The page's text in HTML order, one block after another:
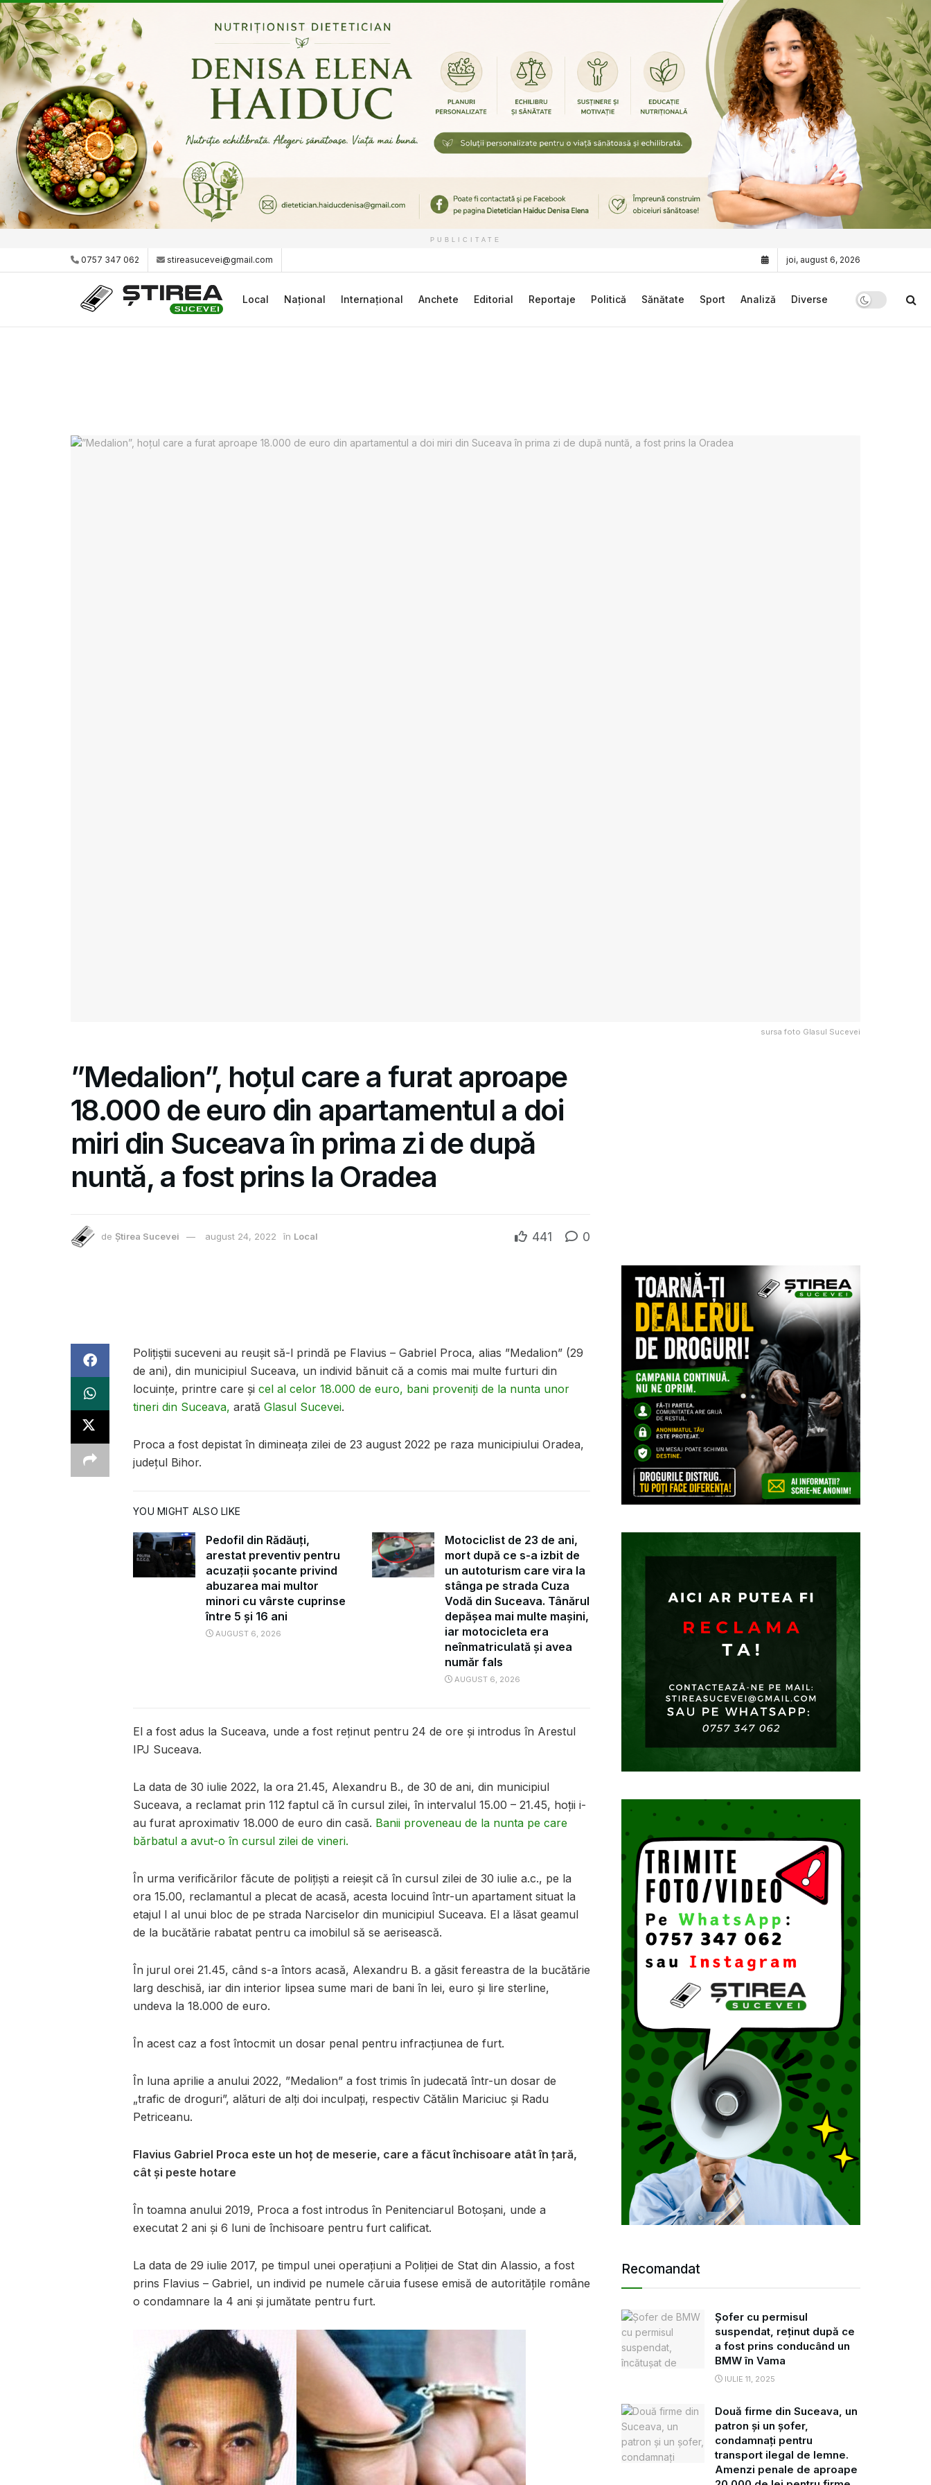
PUBLICITATE
0757 347 062 stireasucevei@gmail.com joi, august 6, 2026
Local Național Internațional Anchete Editorial Reportaje Politică Sănătate Sport Analiză Diverse
sursa foto Glasul Sucevei
”Medalion”, hoțul care a furat aproape
18.000 de euro din apartamentul a doi
miri din Suceava în prima zi de după
nuntă, a fost prins la Oradea
de Știrea Sucevei august 24, 2022 în Local 441 0
Polițiștii suceveni au reușit să-l prindă pe Flavius – Gabriel Proca, alias ”Medalion” (29
de ani), din municipiul Suceava, un individ bănuit că a comis mai multe furturi din
locuințe, printre care și cel al celor 18.000 de euro, bani proveniți de la nunta unor
tineri din Suceava, arată Glasul Sucevei.
Proca a fost depistat în dimineața zilei de 23 august 2022 pe raza municipiului Oradea,
județul Bihor.
YOU MIGHT ALSO LIKE
Pedofil din Rădăuți,
arestat preventiv pentru
acuzații șocante privind
abuzarea mai multor
minori cu vârste cuprinse
între 5 și 16 ani
AUGUST 6, 2026
Motociclist de 23 de ani,
mort după ce s-a izbit de
un autoturism care vira la
stânga pe strada Cuza
Vodă din Suceava. Tânărul
depășea mai multe mașini,
iar motocicleta era
neînmatriculată și avea
număr fals
AUGUST 6, 2026
El a fost adus la Suceava, unde a fost reținut pentru 24 de ore și introdus în Arestul
IPJ Suceava.
La data de 30 iulie 2022, la ora 21.45, Alexandru B., de 30 de ani, din municipiul
Suceava, a reclamat prin 112 faptul că în cursul zilei, în intervalul 15.00 – 21.45, hoții i-
au furat aproximativ 18.000 de euro din casă. Banii proveneau de la nunta pe care
bărbatul a avut-o în cursul zilei de vineri.
În urma verificărilor făcute de polițiști a reieșit că în cursul zilei de 30 iulie a.c., pe la
ora 15.00, reclamantul a plecat de acasă, acesta locuind într-un apartament situat la
etajul I al unui bloc de pe strada Narciselor din municipiul Suceava. El a lăsat geamul
de la bucătărie rabatat pentru ca imobilul să se aerisească.
În jurul orei 21.45, când s-a întors acasă, Alexandru B. a găsit fereastra de la bucătărie
larg deschisă, iar din interior lipsea sume mari de bani în lei, euro și lire sterline,
undeva la 18.000 de euro.
În acest caz a fost întocmit un dosar penal pentru infracțiunea de furt.
În luna aprilie a anului 2022, ”Medalion” a fost trimis în judecată într-un dosar de
„trafic de droguri”, alături de alți doi inculpați, respectiv Cătălin Mariciuc și Radu
Petriceanu.
Flavius Gabriel Proca este un hoț de meserie, care a făcut închisoare atât în țară,
cât și peste hotare
În toamna anului 2019, Proca a fost introdus în Penitenciarul Botoșani, unde a
executat 2 ani și 6 luni de închisoare pentru furt calificat.
La data de 29 iulie 2017, pe timpul unei operațiuni a Poliției de Stat din Alassio, a fost
prins Flavius – Gabriel, un individ pe numele căruia fusese emisă de autoritățile române
o condamnare la 4 ani și jumătate pentru furt.
Recomandat
Șofer cu permisul
suspendat, reținut după ce
a fost prins conducând un
BMW în Vama
IULIE 11, 2025
Două firme din Suceava, un
patron și un șofer,
condamnați pentru
transport ilegal de lemne.
Amenzi penale de aproape